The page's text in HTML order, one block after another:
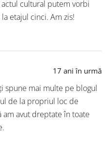
cultural putem vorbi
etajul cinci. Am zis!
17 ani în urmă
spune mai multe pe blogul
de la propriul loc de
am avut dreptate în toate